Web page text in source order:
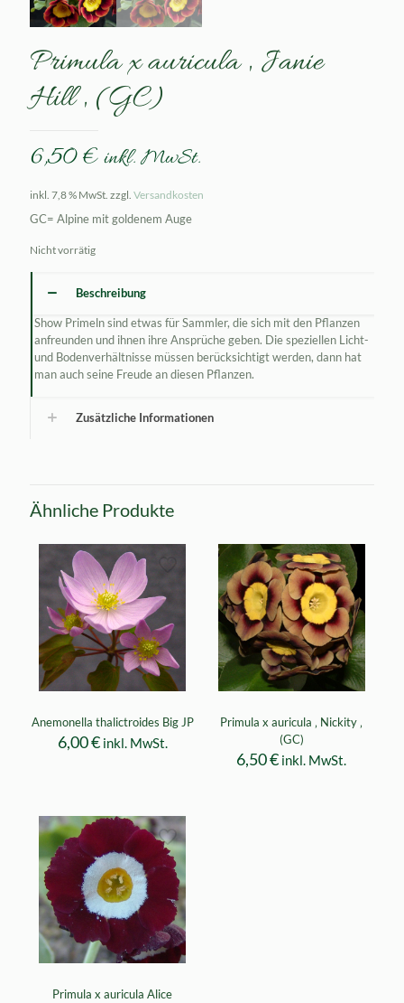
Primula x auricula ‚ Janie
Hill ‚ (GC)
6,50€ inkl. MwSt.
inkl. 7,8 % MwSt. zzgl. Versandkosten
GC= Alpine mit goldenem Auge
Nicht vorrätig
Beschreibung
Show Primeln sind etwas für Sammler, die sich mit den Pflanzen
anfreunden und ihnen ihre Ansprüche geben. Die speziellen Licht-
und Bodenverhältnisse müssen berücksichtigt werden, dann hat
man auch seine Freude an diesen Pflanzen.
Zusätzliche Informationen
Ähnliche Produkte
Anemonella thalictroides Big JP
6,00€ inkl. MwSt.
Primula x auricula ‚ Nickity ‚
(GC)
6,50€ inkl. MwSt.
Primula x auricula Alice